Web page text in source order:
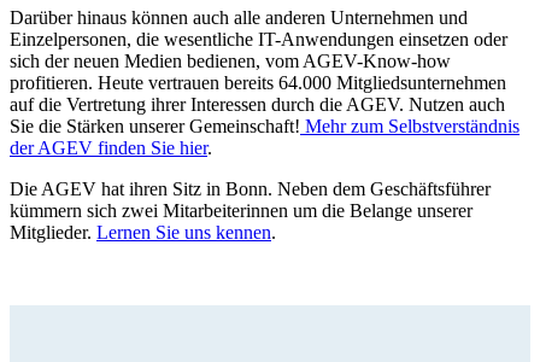
Darüber hinaus können auch alle anderen Unternehmen und
Einzelpersonen, die wesentliche IT-Anwendungen einsetzen oder
sich der neuen Medien bedienen, vom AGEV-Know-how
profitieren. Heute vertrauen bereits 64.000 Mitgliedsunternehmen
auf die Vertretung ihrer Interessen durch die AGEV. Nutzen auch
Sie die Stärken unserer Gemeinschaft! Mehr zum Selbstverständnis
der AGEV finden Sie hier.
Die AGEV hat ihren Sitz in Bonn. Neben dem Geschäftsführer
kümmern sich zwei Mitarbeiterinnen um die Belange unserer
Mitglieder. Lernen Sie uns kennen.